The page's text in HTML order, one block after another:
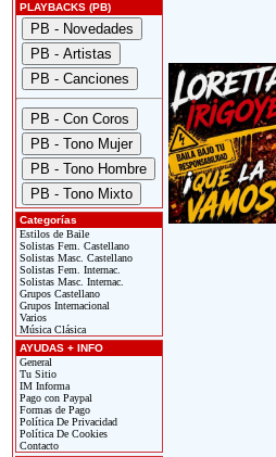
PLAYBACKS (PB)
Categorías
Estilos de Baile
Solistas Fem. Castellano
Solistas Masc. Castellano
Solistas Fem. Internac.
Solistas Masc. Internac.
Grupos Castellano
Grupos Internacional
Varios
Música Clásica
AYUDAS + INFO
General
Tu Sitio
IM Informa
Pago con Paypal
Formas de Pago
Política De Privacidad
Política De Cookies
Contacto